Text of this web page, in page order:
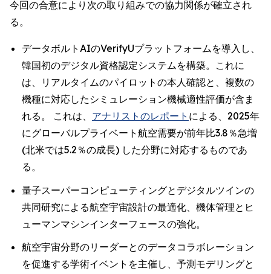
今回の合意により次の取り組みでの協力関係が確立され
る。
データボルトAIのVerifyUプラットフォームを導入し、
韓国初のデジタル資格認定システムを構築。これに
は、リアルタイムのパイロットの本人確認と、複数の
機種に対応したシミュレーション機械適性評価が含ま
れる。 これは、 アナリストのレポート による、2025年
にグローバルプライベート航空需要が前年比3.8％急増
(北米では5.2％の成長) した分野に対応するものであ
る。
量子スーパーコンピューティングとデジタルツインの
共同研究による航空宇宙設計の最適化、機体管理とヒ
ューマンマシンインターフェースの強化。
航空宇宙分野のリーダーとのデータコラボレーション
を促進する学術イベントを主催し、予測モデリングと